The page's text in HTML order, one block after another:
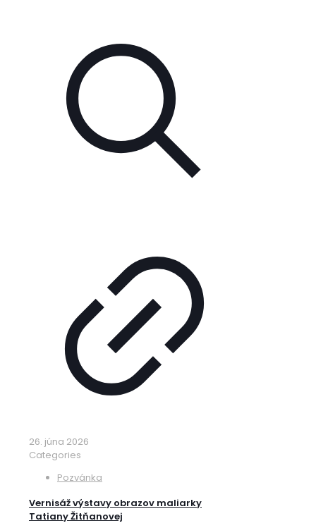
26. júna 2026
Categories
Pozvánka
Vernisáž výstavy obrazov maliarky
Tatiany Žitňanovej